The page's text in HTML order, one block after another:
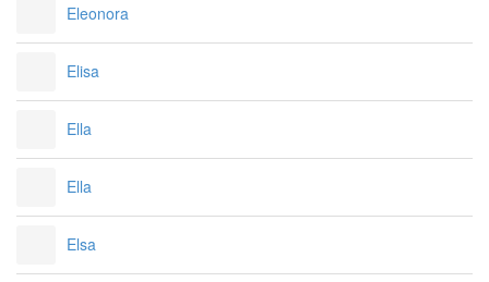
Eleonora
Elisa
Ella
Ella
Elsa